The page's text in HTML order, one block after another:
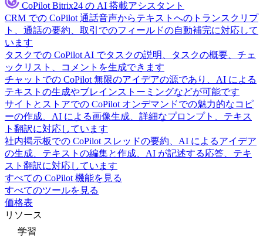
CoPilot Bitrix24 の AI 搭載アシスタント
CRM での CoPilot 通話音声からテキストへのトランスクリプ
ト、通話の要約、取引でのフィールドの自動補完に対応して
います
タスクでの CoPilot AI でタスクの説明、タスクの概要、チェ
ックリスト、コメントを生成できます
チャットでの CoPilot 無限のアイデアの源であり、AI による
テキストの生成やブレインストーミングなどが可能です
サイトとストアでの CoPilot オンデマンドでの魅力的なコピ
ーの作成、AI による画像生成、詳細なプロンプト、テキス
ト翻訳に対応しています
社内掲示板での CoPilot スレッドの要約、AI によるアイデア
の生成、テキストの編集と作成、AI が記述する応答、テキ
スト翻訳に対応しています
すべての CoPilot 機能を見る
すべてのツールを見る
価格表
リソース
学習